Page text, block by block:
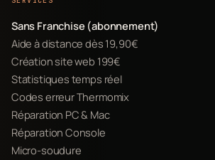
Sans Franchise (abonnement)
Aide à distance dès 19,90€
Création site web 199€
Statistiques temps réel
Codes erreur Thermomix
Réparation PC & Mac
Réparation Console
Micro-soudure